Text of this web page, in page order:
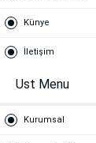
Künye
İletişim
Ust Menu
Kurumsal